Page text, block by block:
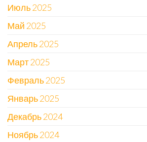
Июль 2025
Май 2025
Апрель 2025
Март 2025
Февраль 2025
Январь 2025
Декабрь 2024
Ноябрь 2024